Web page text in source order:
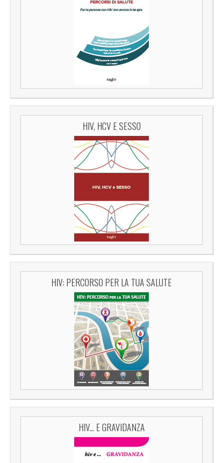
HIV, HCV E SESSO
HIV: PERCORSO PER LA TUA SALUTE
HIV... E GRAVIDANZA